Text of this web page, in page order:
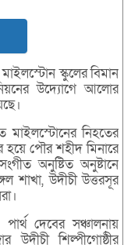
স্কুলের বিমান
উদ্যোগে আলোর
মাইলস্টোনের নিহতের
পৌর শহীদ মিনারে
অনুষ্টিত অনুষ্টানে
শাখা, উদীচী উত্তরসূর
দেবের সঞ্চালনায়
শিল্পীগোষ্ঠীর